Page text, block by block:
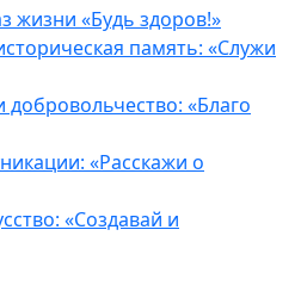
жизни «Будь здоров!»
память: «Служи
добровольчество: «Благо
«Расскажи о
«Создавай и